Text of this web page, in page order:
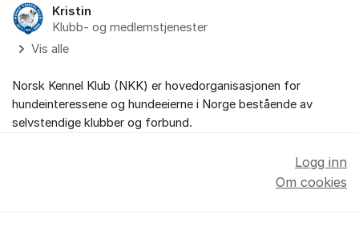
Kristin
Klubb- og medlemstjenester
Vis alle
Norsk Kennel Klub (NKK) er hovedorganisasjonen for
hundeinteressene og hundeeierne i Norge bestående av
selvstendige klubber og forbund.
Logg inn
Om cookies